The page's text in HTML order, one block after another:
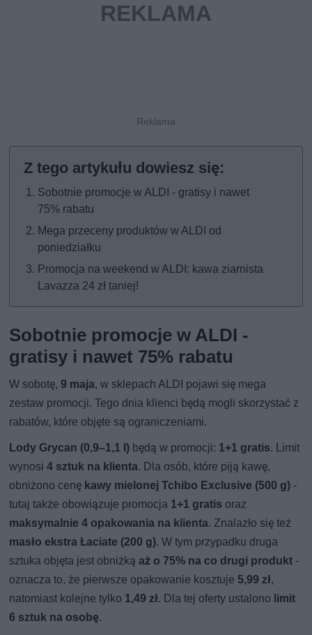
Sobotnie promocje w ALDI - gratisy i nawet
75% rabatu
Mega przeceny produktów w ALDI od
poniedziałku
Promocja na weekend w ALDI: kawa ziarnista
Lavazza 24 zł taniej!
Sobotnie promocje w ALDI -
gratisy i nawet 75% rabatu
W sobotę,9 maja, w sklepach ALDI pojawi się mega
zestaw promocji. Tego dnia klienci będą mogli skorzystać z
rabatów, które objęte są ograniczeniami.
Lody Grycan (0,9–1,1 l) będą w promocji: 1+1 gratis. Limit
wynosi 4 sztuk na klienta. Dla osób, które piją kawę,
obniżono cenę kawy mielonej Tchibo Exclusive (500 g) -
tutaj także obowiązuje promocja 1+1 gratis oraz
maksymalnie 4 opakowania na klienta. Znalazło się też
masło ekstra Łaciate (200 g). W tym przypadku druga
sztuka objęta jest obniżkąaż o 75% na co drugi produkt -
oznacza to, że pierwsze opakowanie kosztuje 5,99 zł,
natomiast kolejne tylko 1,49 zł. Dla tej oferty ustalono limit
6 sztuk na osobę.